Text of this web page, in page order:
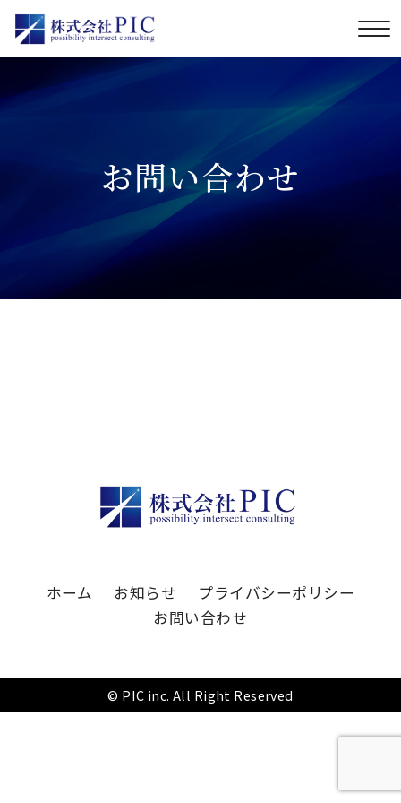
お問い合わせ
ホーム お知らせ
プライバシーポリシー
お問い合わせ
©︎ PIC inc. All Right Reserved